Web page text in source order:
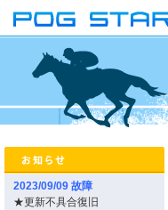
2023/09/09 故障
★更新不具合復旧